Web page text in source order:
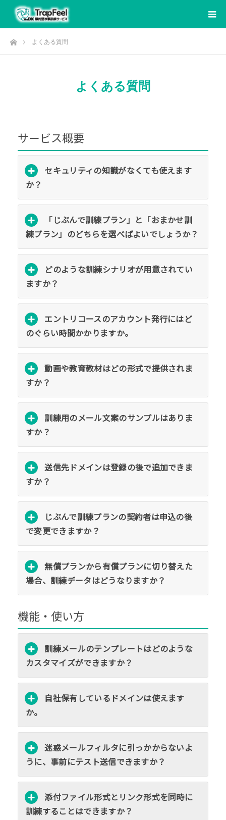
ホームよくある質問
よくある質問
サービス概要
セキュリティの知識がなくても使えます
か？
「じぶんで訓練プラン」と「おまかせ訓
練プラン」のどちらを選べばよいでしょうか？
どのような訓練シナリオが用意されてい
ますか？
エントリコースのアカウント発行にはど
のぐらい時間かかりますか。
動画や教育教材はどの形式で提供されま
すか？
訓練用のメール文案のサンプルはありま
すか？
送信先ドメインは登録の後で追加できま
すか？
じぶんで訓練プランの契約者は申込の後
で変更できますか？
無償プランから有償プランに切り替えた
場合、訓練データはどうなりますか？
機能・使い方
訓練メールのテンプレートはどのような
カスタマイズができますか？
自社保有しているドメインは使えます
か。
迷惑メールフィルタに引っかからないよ
うに、事前にテスト送信できますか？
添付ファイル形式とリンク形式を同時に
訓練することはできますか？